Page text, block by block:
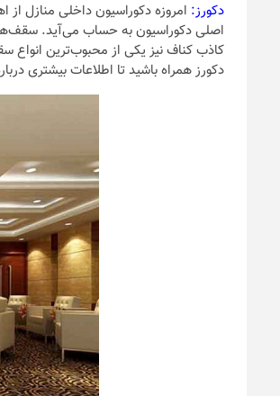
دکورز: امروزه دکوراسیون داخلی منازل
اصلی دکوراسیون به حساب می‌آید.
کاذب کناف نیز یکی از محبوب‌ترین انواع
دکورز همراه باشید تا اطلاعات بیشتری
6 سال قبل